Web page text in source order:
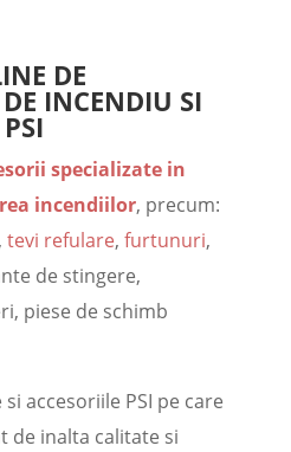
DE
INCENDIU SI
specializate in
incendiilor, precum:
, tevi refulare, furtunuri,
de stingere,
piese de schimb
accesoriile PSI pe care
de inalta calitate si